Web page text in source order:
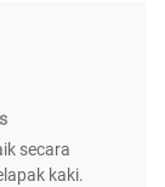
secara
kaki.